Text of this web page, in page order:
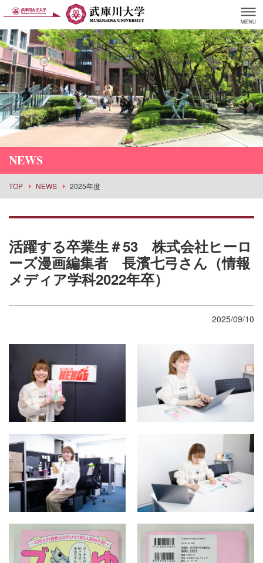
NEWS
TOP NEWS 2025年度
活躍する卒業生＃53 株式会社ヒーロ
ーズ漫画編集者 長濱七弓さん（情報
メディア学科2022年卒）
2025/09/10